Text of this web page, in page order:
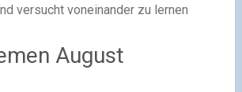
versucht voneinander zu lernen
August